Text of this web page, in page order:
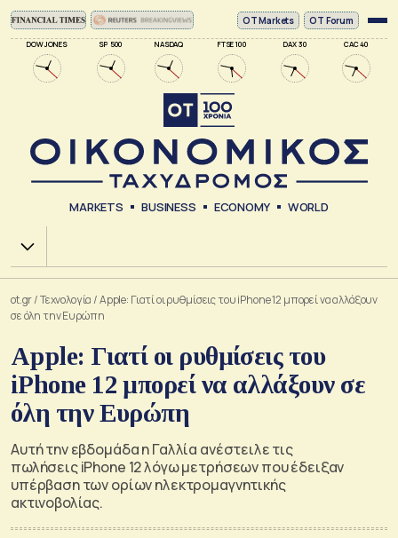
DOW JONES SP 500 NASDAQ FTSE 100 DAX 30 CAC 40
ΟΤ Markets OT Forum
MARKETS BUSINESS ECONOMY WORLD
Χ.Α.
ot.gr/Τεχνολογία /Apple: Γιατί οι ρυθμίσεις του iPhone 12 μπορεί να αλλάξουν
σε όλη την Ευρώπη
Apple: Γιατί οι ρυθμίσεις του
iPhone 12 μπορεί να αλλάξουν σε
όλη την Ευρώπη
Αυτή την εβδομάδα η Γαλλία ανέστειλε τις
πωλήσεις iPhone 12 λόγω μετρήσεων που έδειξαν
υπέρβαση των ορίων ηλεκτρομαγνητικής
ακτινοβολίας.